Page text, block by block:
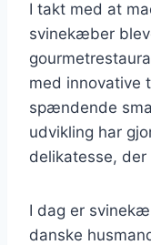
I takt med at
svinekæber
med innovative
spændende
udvikling har
delikatesse, der
I dag er
danske